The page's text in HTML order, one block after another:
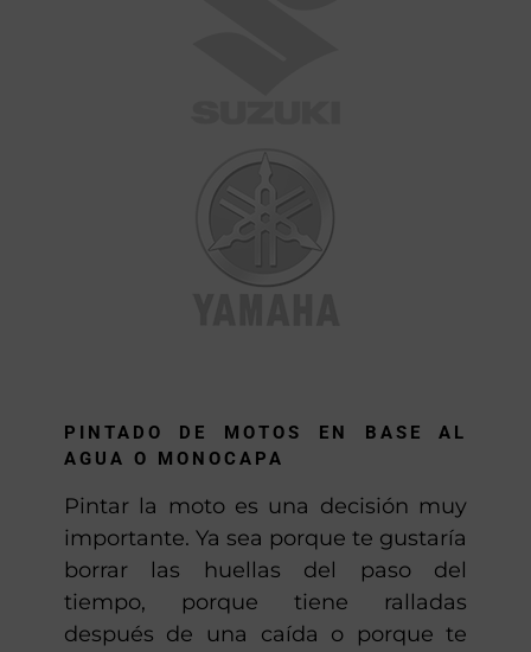
PINTADO DE MOTOS EN BASE AL
AGUA O MONOCAPA
Pintar la moto es una decisión muy
importante. Ya sea porque te gustaría
borrar las huellas del paso del
tiempo, porque tiene ralladas
después de una caída o porque te